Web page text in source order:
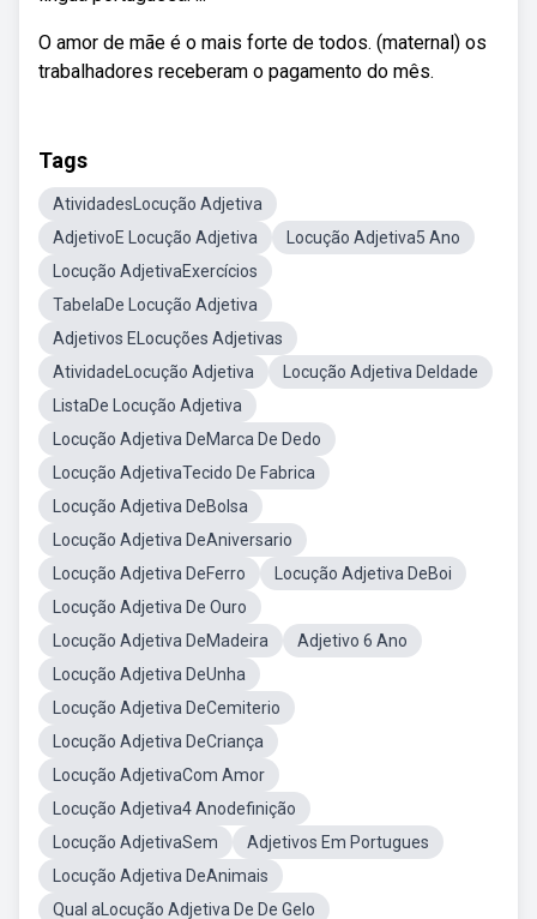
O amor de mãe é o mais forte de todos. (maternal) os
trabalhadores receberam o pagamento do mês.
Tags
AtividadesLocução Adjetiva
AdjetivoE Locução Adjetiva
Locução Adjetiva5 Ano
Locução AdjetivaExercícios
TabelaDe Locução Adjetiva
Adjetivos ELocuções Adjetivas
AtividadeLocução Adjetiva
Locução Adjetiva DeIdade
ListaDe Locução Adjetiva
Locução Adjetiva DeMarca De Dedo
Locução AdjetivaTecido De Fabrica
Locução Adjetiva DeBolsa
Locução Adjetiva DeAniversario
Locução Adjetiva DeFerro
Locução Adjetiva DeBoi
Locução Adjetiva De Ouro
Locução Adjetiva DeMadeira
Adjetivo 6 Ano
Locução Adjetiva DeUnha
Locução Adjetiva DeCemiterio
Locução Adjetiva DeCriança
Locução AdjetivaCom Amor
Locução Adjetiva4 Anodefinição
Locução AdjetivaSem
Adjetivos Em Portugues
Locução Adjetiva DeAnimais
Qual aLocução Adjetiva De De Gelo